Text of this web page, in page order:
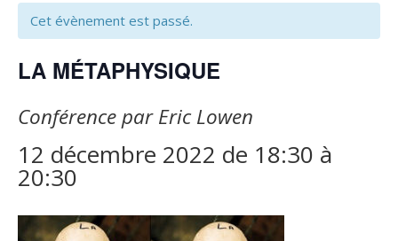
Cet évènement est passé.
LA MÉTAPHYSIQUE
Conférence par Eric Lowen
12 décembre 2022 de 18:30 à
20:30